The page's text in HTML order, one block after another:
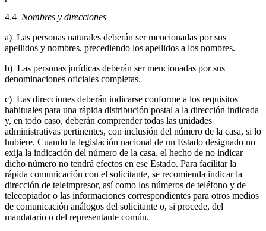
4.4 Nombres y direcciones
a) Las personas naturales deberán ser mencionadas por sus
apellidos y nombres, precediendo los apellidos a los nombres.
b) Las personas jurídicas deberán ser mencionadas por sus
denominaciones oficiales completas.
c) Las direcciones deberán indicarse conforme a los requisitos
habituales para una rápida distribución postal a la dirección indicada
y, en todo caso, deberán comprender todas las unidades
administrativas pertinentes, con inclusión del número de la casa, si lo
hubiere. Cuando la legislación nacional de un Estado designado no
exija la indicación del número de la casa, el hecho de no indicar
dicho número no tendrá efectos en ese Estado. Para facilitar la
rápida comunicación con el solicitante, se recomienda indicar la
dirección de teleimpresor, así como los números de teléfono y de
telecopiador o las informaciones correspondientes para otros medios
de comunicación análogos del solicitante o, si procede, del
mandatario o del representante común.